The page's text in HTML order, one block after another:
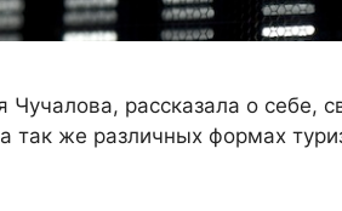
Чучалова, рассказала о себе,
так же различных формах